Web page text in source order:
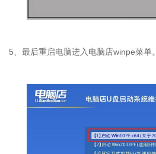
5、最后重启电脑进入电脑店winpe菜单。